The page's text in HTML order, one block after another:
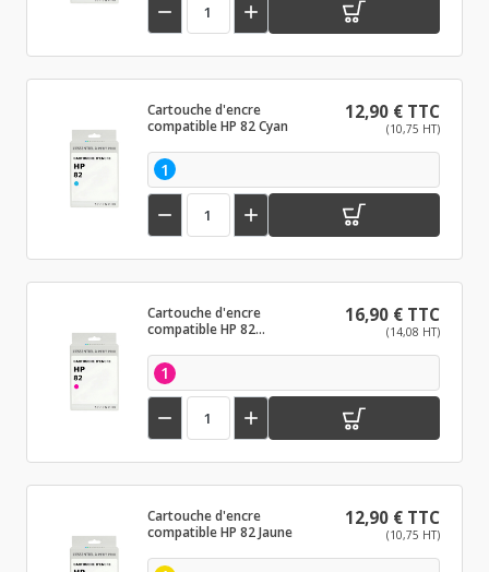
 
Cartouche d'encre
compatible HP 82 Cyan
12,90 € TTC
(10,75 HT)
1
 
Cartouche d'encre
compatible HP 82
16,90 € TTC
(14,08 HT)
1
 
Cartouche d'encre
compatible HP 82 Jaune
12,90 € TTC
(10,75 HT)